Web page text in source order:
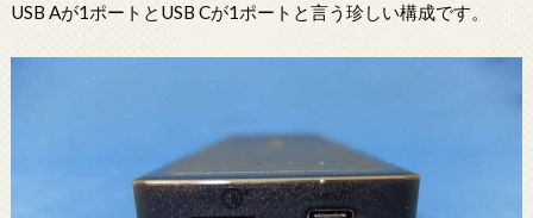
USB Aが1ポートとUSB Cが1ポートと言う珍しい構成です。